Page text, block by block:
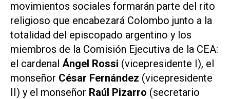
movimientos sociales formarán parte del rito
religioso que encabezará Colombo junto a la
totalidad del episcopado argentino y los
miembros de la Comisión Ejecutiva de la CEA:
el cardenal Ángel Rossi (vicepresidente I), el
monseñor César Fernández (vicepresidente
II) y el monseñor Raúl Pizarro (secretario